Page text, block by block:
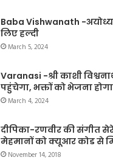
Baba Vishwanath -
लिए हल्दी
March 5, 2024
Varanasi -श्री काशी
पहुंचेगा, भक्तों को भेजना
March 4, 2024
दीपिका-रणवीर की संगीत
मेहमानों को क्यूआर कोड से
November 14, 2018